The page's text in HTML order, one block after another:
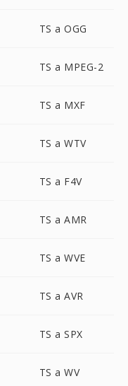
TS a OGG
TS a MPEG-2
TS a MXF
TS a WTV
TS a F4V
TS a AMR
TS a WVE
TS a AVR
TS a SPX
TS a WV